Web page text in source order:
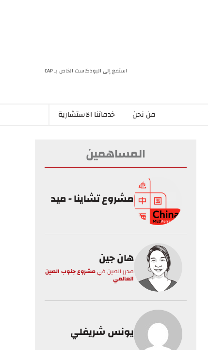
استمع إلى البودكاست الخاص بـ CAP
من نحن خدماتنا الاستشارية
المساهمين
مشروع تشاينا - ميد
هان جين
محرر الصينفيمشروع جنوب الصين
العالمي
يونس شريفلي